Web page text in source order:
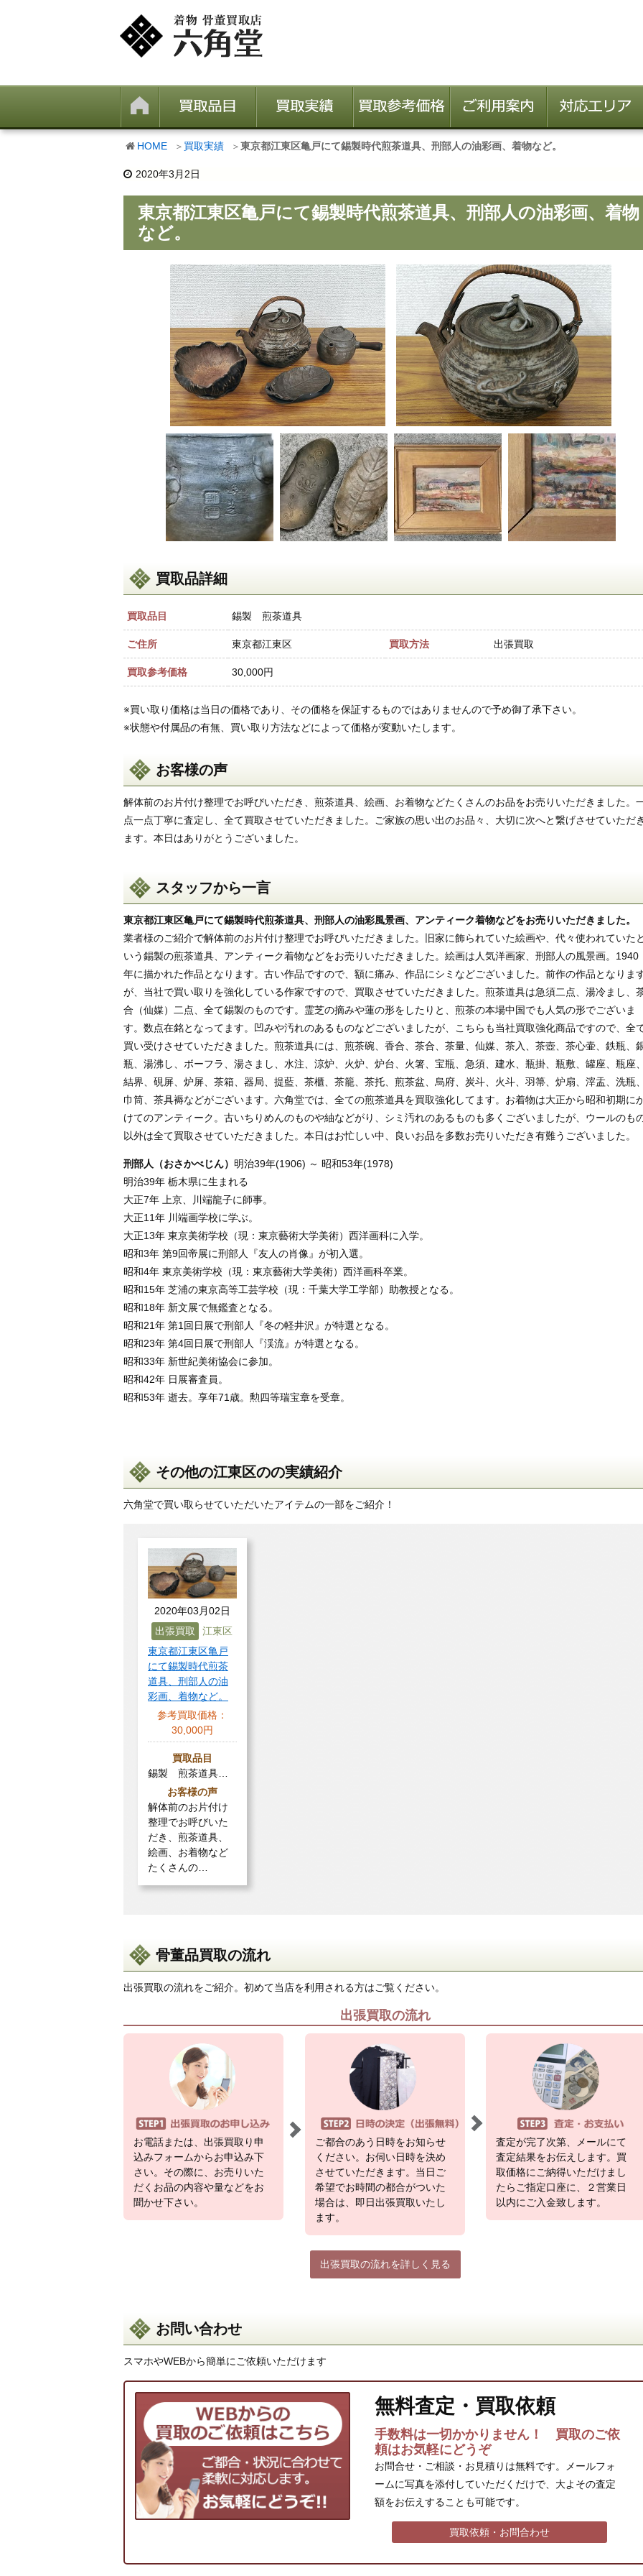
HOME 買取実績 東京都江東区亀戸にて錫製時代煎茶道具、刑部人の油彩画、着物など。
2020年3月2日
東京都江東区亀戸にて錫製時代煎茶道具、刑部人の油彩画、着物
など。
買取品詳細
買取品目 錫製 煎茶道具
ご住所 東京都江東区 買取方法 出張買取
買取参考価格 30,000円
※買い取り価格は当日の価格であり、その価格を保証するものではありませんので予め御了承下さい。
※状態や付属品の有無、買い取り方法などによって価格が変動いたします。
お客様の声
解体前のお片付け整理でお呼びいただき、煎茶道具、絵画、お着物などたくさんのお品をお売りいただきました。
点一点丁寧に査定し、全て買取させていただきました。ご家族の思い出のお品々、大切に次へと繋げさせていただき
ます。本日はありがとうございました。
スタッフから一言
東京都江東区亀戸にて錫製時代煎茶道具、刑部人の油彩風景画、アンティーク着物などをお売りいただきました。
業者様のご紹介で解体前のお片付け整理でお呼びいただきました。旧家に飾られていた絵画や、代々使われていたと
いう錫製の煎茶道具、アンティーク着物などをお売りいただきました。絵画は人気洋画家、刑部人の風景画。1940
年に描かれた作品となります。古い作品ですので、額に痛み、作品にシミなどございました。前作の作品となりま
が、当社で買い取りを強化している作家ですので、買取させていただきました。煎茶道具は急須二点、湯冷まし、
合（仙媒）二点、全て錫製のものです。霊芝の摘みや蓮の形をしたりと、煎茶の本場中国でも人気の形でございま
す。数点在銘となってます。凹みや汚れのあるものなどございましたが、こちらも当社買取強化商品ですので、全
買い受けさせていただきました。煎茶道具には、煎茶碗、香合、茶合、茶量、仙媒、茶入、茶壺、茶心壷、鉄瓶、
瓶、湯沸し、ボーフラ、湯さまし、水注、涼炉、火炉、炉台、火箸、宝瓶、急須、建水、瓶掛、瓶敷、罐座、瓶座、
結界、硯屏、炉屏、茶箱、器局、提藍、茶櫃、茶籠、茶托、煎茶盆、烏府、炭斗、火斗、羽箒、炉扇、滓盂、洗瓶、
巾筒、茶具褥などがございます。六角堂では、全ての煎茶道具を買取強化してます。お着物は大正から昭和初期に
けてのアンティーク。古いちりめんのものや紬などがり、シミ汚れのあるものも多くございましたが、ウールのも
以外は全て買取させていただきました。本日はお忙しい中、良いお品を多数お売りいただき有難うございました。
刑部人（おさかべじん） 明治39年(1906) ～ 昭和53年(1978)
明治39年 栃木県に生まれる
大正7年 上京、川端龍子に師事。
大正11年 川端画学校に学ぶ。
大正13年 東京美術学校（現：東京藝術大学美術）西洋画科に入学。
昭和3年 第9回帝展に刑部人『友人の肖像』が初入選。
昭和4年 東京美術学校（現：東京藝術大学美術）西洋画科卒業。
昭和15年 芝浦の東京高等工芸学校（現：千葉大学工学部）助教授となる。
昭和18年 新文展で無鑑査となる。
昭和21年 第1回日展で刑部人『冬の軽井沢』が特選となる。
昭和23年 第4回日展で刑部人『渓流』が特選となる。
昭和33年 新世紀美術協会に参加。
昭和42年 日展審査員。
昭和53年 逝去。享年71歳。勲四等瑞宝章を受章。
その他の江東区のの実績紹介
六角堂で買い取らせていただいたアイテムの一部をご紹介！
2020年03月02日
出張買取
江東区
東京都江東区亀戸
にて錫製時代煎茶
道具、刑部人の油
彩画、着物など。
参考買取価格：
30,000円
買取品目
錫製 煎茶道具…
お客様の声
解体前のお片付け
整理でお呼びいた
だき、煎茶道具、
絵画、お着物など
たくさんの…
骨董品買取の流れ
出張買取の流れをご紹介。初めて当店を利用される方はご覧ください。
出張買取の流れ
お電話または、出張買取り申
込みフォームからお申込み下
さい。その際に、お売りいた
だくお品の内容や量などをお
聞かせ下さい。
ご都合のあう日時をお知らせ
ください。お伺い日時を決め
させていただきます。当日ご
希望でお時間の都合がついた
場合は、即日出張買取いたし
ます。
査定が完了次第、メールにて
査定結果をお伝えします。買
取価格にご納得いただけまし
たらご指定口座に、２営業日
以内にご入金致します。
出張買取の流れを詳しく見る
お問い合わせ
スマホやWEBから簡単にご依頼いただけます
無料査定・買取依頼
手数料は一切かかりません！ 買取のご依
頼はお気軽にどうぞ
お問合せ・ご相談・お見積りは無料です。メールフォ
ームに写真を添付していただくだけで、大よその査定
額をお伝えすることも可能です。
買取依頼・お問合わせ